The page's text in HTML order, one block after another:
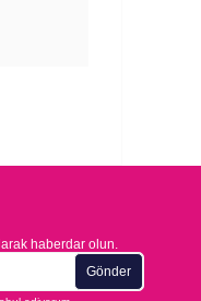
haberdar olun.
Gönder